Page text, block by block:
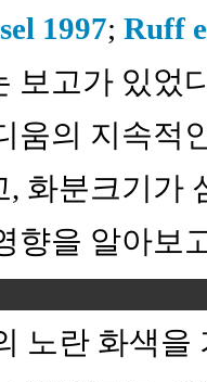
1997; Ruff
보고가 있었
움의 지속적
화분크기가
향을 알아보
노란 화색을